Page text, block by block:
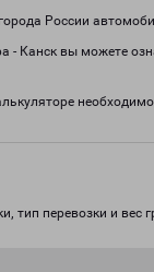
России
Канск вы можете
тип перевозки и вес